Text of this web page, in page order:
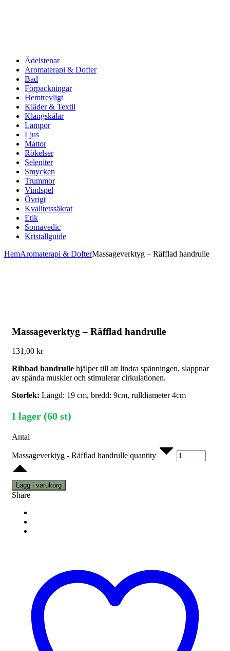
Ädelstenar
Aromaterapi & Dofter
Bad
Förpackningar
Hemtrevligt
Kläder & Textil
Klangskålar
Lampor
Ljus
Mattor
Rökelser
Seleniter
Smycken
Trummor
Vindspel
Övrigt
Kvalitetssäkrat
Etik
Somavedic
Kristallguide
HemAromaterapi & DofterMassageverktyg – Räfflad handrulle
Massageverktyg – Räfflad handrulle
131,00 kr
Ribbad handrulle hjälper till att lindra spänningen, slappnar
av spända muskler och stimulerar cirkulationen.
Storlek: Längd: 19 cm, bredd: 9cm, rulldiameter 4cm
I lager (60 st)
Antal
Massageverktyg - Räfflad handrulle quantity
Lägg i varukorg
Share